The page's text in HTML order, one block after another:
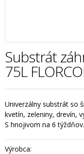
Substrát
75L
Univerzálny substrát so
kvetín, zeleniny, drevín,
S hnojivom na 6 týždňov.
Výrobca: